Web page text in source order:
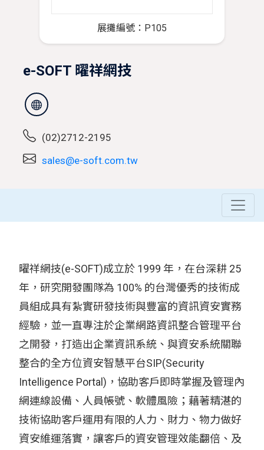
展攤編號：P105
e-SOFT 曜祥網技
(02)2712-2195
sales@e-soft.com.tw
曜祥網技(e-SOFT)成立於 1999 年，在台深耕 25
年，研究開發團隊為 100% 的台灣優秀的技術成
員組成具有紮實研發技術與豐富的資訊資安實務
經驗，並一直專注於企業網路資訊整合管理平台
之開發，打造出企業資訊系統、與資安系統關聯
整合的全方位資安智慧平台SIP(Security
Intelligence Portal)，協助客戶即時掌握及管理內
網連線設備、人員帳號、軟體風險；藉著精湛的
技術協助客戶運用有限的人力、財力、物力做好
資安維運落實，讓客戶的資安管理效能翻倍、及